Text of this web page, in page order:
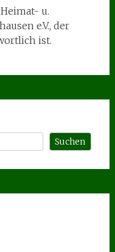
u.
e.V., der
ist.
Suchen